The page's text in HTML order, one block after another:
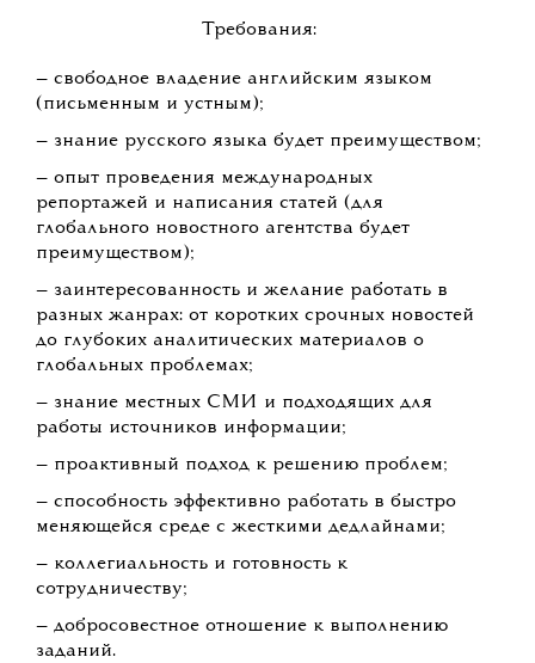
Требования:
— свободное владение английским языком
(письменным и устным);
— знание русского языка будет преимуществом;
— опыт проведения международных
репортажей и написания статей (для
глобального новостного агентства будет
преимуществом);
— заинтересованность и желание работать в
разных жанрах: от коротких срочных новостей
до глубоких аналитических материалов о
глобальных проблемах;
— знание местных СМИ и подходящих для
работы источников информации;
— проактивный подход к решению проблем;
— способность эффективно работать в быстро
меняющейся среде с жесткими дедлайнами;
— коллегиальность и готовность к
сотрудничеству;
— добросовестное отношение к выполнению
заданий.